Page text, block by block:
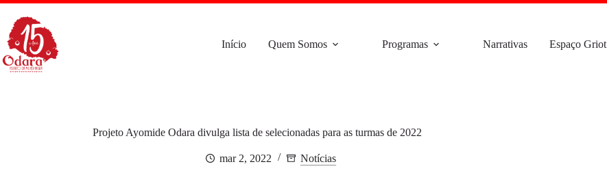
Pular
para
conteúdo
Início Quem Somos Programas Narrativas Espaço Griot
Projeto Ayomide Odara divulga lista de selecionadas para as turmas de 2022
mar 2, 2022 Notícias